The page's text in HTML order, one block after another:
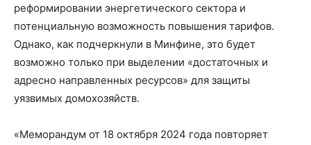
реформировании энергетического сектора и
потенциальную возможность повышения тарифов.
Однако, как подчеркнули в Минфине, это будет
возможно только при выделении «достаточных и
адресно направленных ресурсов» для защиты
уязвимых домохозяйств.
«Меморандум от 18 октября 2024 года повторяет